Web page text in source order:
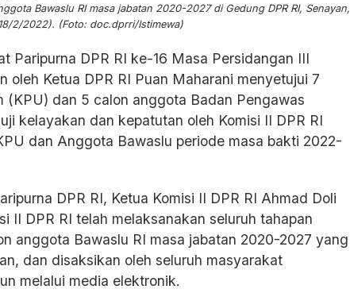
Bawaslu RI masa jabatan 2020-2027 di Gedung DPR RI, Senayan,
2/2022). (Foto: doc.dprri/Istimewa)
Paripurna DPR RI ke-16 Masa Persidangan III
oleh Ketua DPR RI Puan Maharani menyetujui 7
(KPU) dan 5 calon anggota Badan Pengawas
kelayakan dan kepatutan oleh Komisi II DPR RI
dan Anggota Bawaslu periode masa bakti 2022-
DPR RI, Ketua Komisi II DPR RI Ahmad Doli
II DPR RI telah melaksanakan seluruh tahapan
anggota Bawaslu RI masa jabatan 2020-2027 yang
dan disaksikan oleh seluruh masyarakat
melalui media elektronik.